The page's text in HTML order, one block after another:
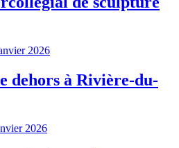
2026
dehors à Rivière-du-
2026